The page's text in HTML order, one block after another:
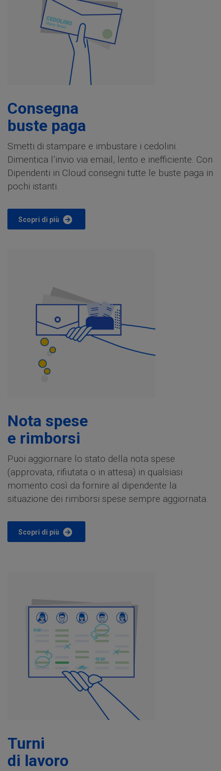
Consegna
buste paga
Smetti di stampare e imbustare i cedolini.
Dimentica l’invio via email, lento e inefficiente. Con
Dipendenti in Cloud consegni tutte le buste paga in
pochi istanti.
Scopri di più
Nota spese
e rimborsi
Puoi aggiornare lo stato della nota spese
(approvata, rifiutata o in attesa) in qualsiasi
momento così da fornire al dipendente la
situazione dei rimborsi spese sempre aggiornata.
Scopri di più
Turni
di lavoro